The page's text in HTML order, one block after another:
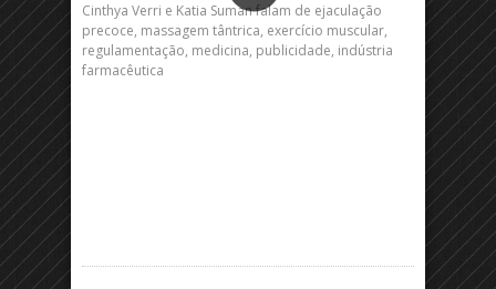
Cinthya Verri e Katia Suman falam de ejaculação
precoce, massagem tântrica, exercício muscular,
regulamentação, medicina, publicidade, indústria
farmacêutica